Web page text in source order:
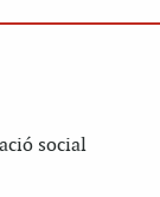
social